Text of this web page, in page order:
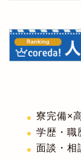
寮完備×
学歴・職
面談・相